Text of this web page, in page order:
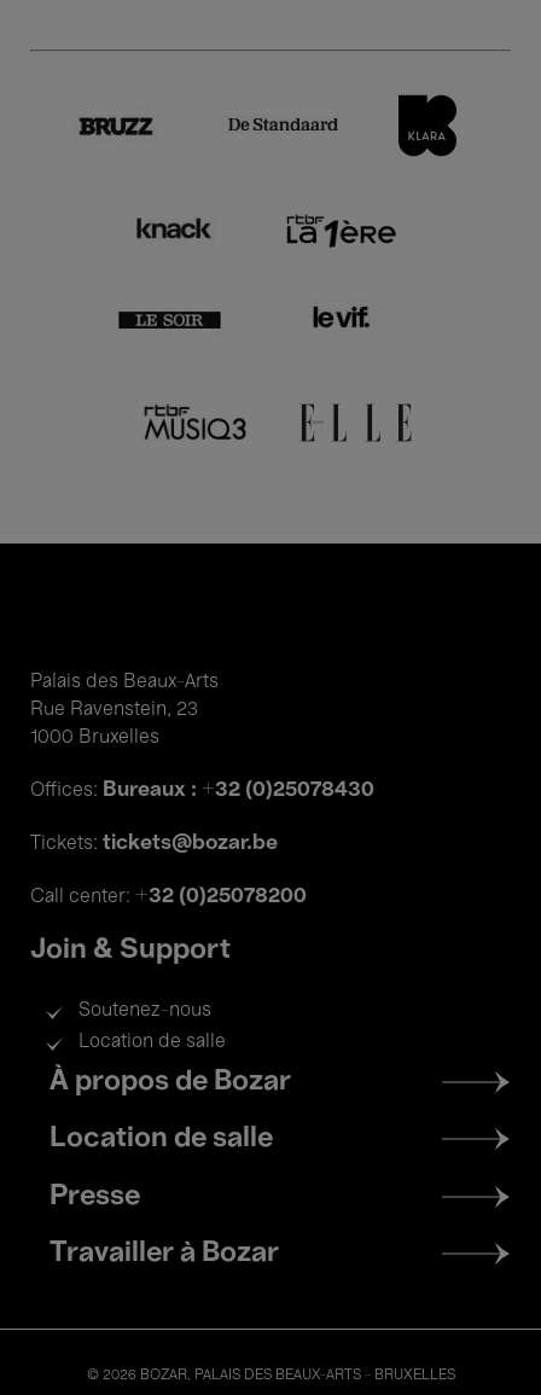
Palais des Beaux-Arts
Rue Ravenstein, 23
1000 Bruxelles
Offices: Bureaux : +32 (0)25078430
Tickets: tickets@bozar.be
Call center: +32 (0)25078200
Join & Support
Soutenez-nous
Location de salle
Footer
menu
À propos de Bozar
Location de salle
Presse
Travailler à Bozar
© 2026 BOZAR. PALAIS DES BEAUX-ARTS - BRUXELLES